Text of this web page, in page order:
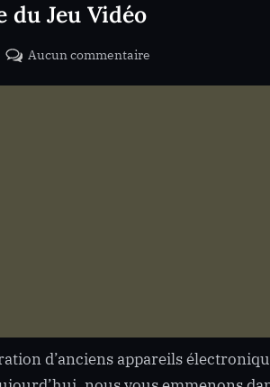
du Jeu Vidéo
Aucun commentairesur
un
d’anciens appareils